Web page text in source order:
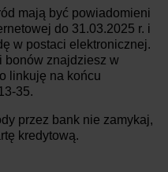
mają być powiadomieni
do 31.03.2025 r. i
w postaci elektronicznej.
bonów znajdziesz w
linkuję na końcu
35.
przez bank nie zamykaj,
kredytową.